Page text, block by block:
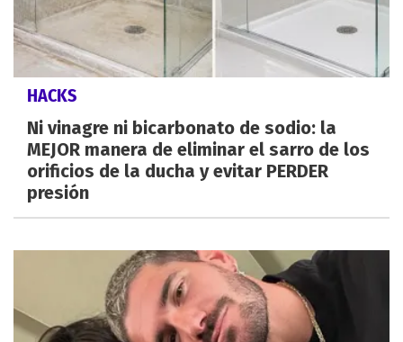
HACKS
Ni vinagre ni bicarbonato de sodio: la
MEJOR manera de eliminar el sarro de los
orificios de la ducha y evitar PERDER
presión